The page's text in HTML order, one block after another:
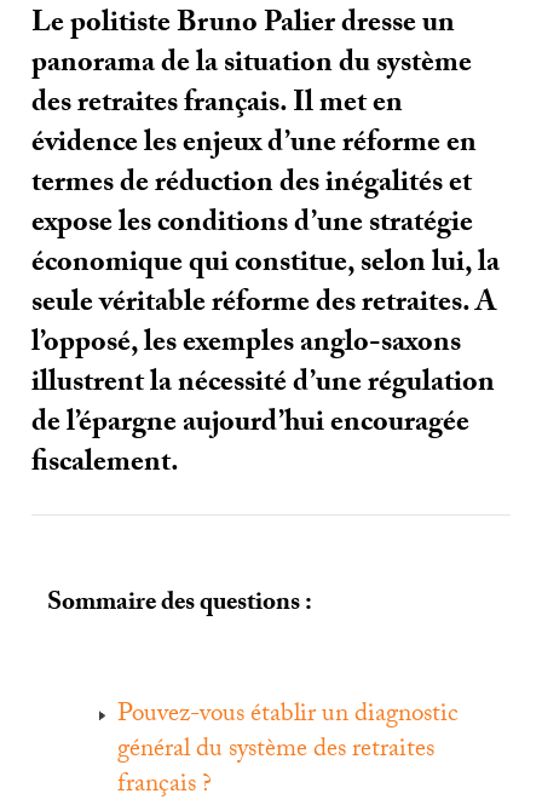
Le politiste Bruno Palier dresse un
panorama de la situation du système
des retraites français. Il met en
évidence les enjeux d’une réforme en
termes de réduction des inégalités et
expose les conditions d’une stratégie
économique qui constitue, selon lui, la
seule véritable réforme des retraites. A
l’opposé, les exemples anglo-saxons
illustrent la nécessité d’une régulation
de l’épargne aujourd’hui encouragée
fiscalement.
Sommaire des questions :
Pouvez-vous établir un diagnostic
général du système des retraites
français?